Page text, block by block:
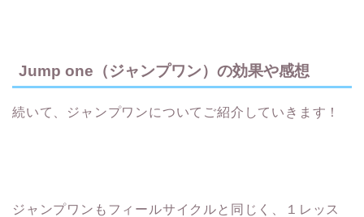
Jump one（ジャンプワン）の効果や感想
続いて、ジャンプワンについてご紹介していきます！
ジャンプワンもフィールサイクルと同じく、１レッス